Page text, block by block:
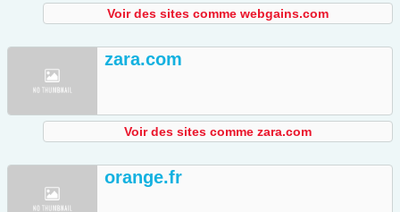
Voir des sites comme webgains.com
zara.com
Voir des sites comme zara.com
orange.fr